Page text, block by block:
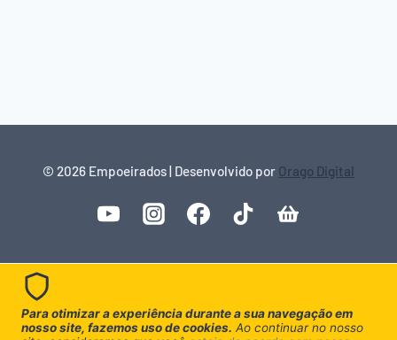
© 2026 Empoeirados | Desenvolvido por Orago Digital
Para otimizar a experiência durante a sua navegação em
nosso site, fazemos uso de cookies. Ao continuar no nosso